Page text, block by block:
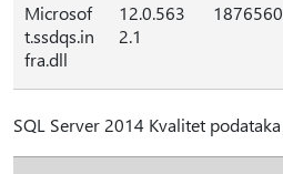
Microsof
t.ssdqs.in
fra.dll
12.0.563
2.1
1876560
SQL Server 2014 Kvalitet podataka